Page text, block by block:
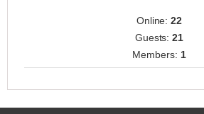
Online:22
Guests:21
Members: 1